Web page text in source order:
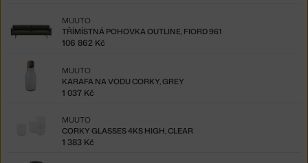
TŘÍMÍSTNÁ POHOVKA OUTLINE, FIORD 961
MUUTO
106 862 Kč
KARAFA NA VODU CORKY, GREY
MUUTO
1 037 Kč
CORKY GLASSES 4KS HIGH, CLEAR
MUUTO
1 383 Kč